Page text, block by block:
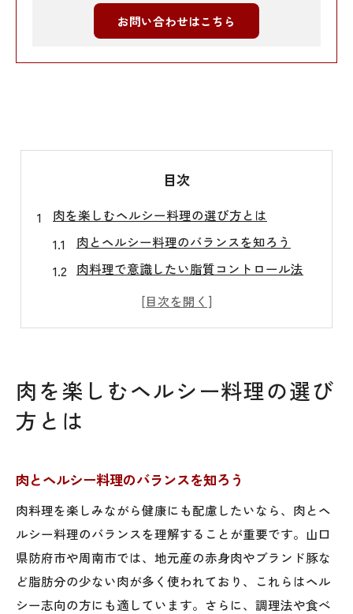
お問い合わせはこちら
目次
肉を楽しむヘルシー料理の選び方とは
肉とヘルシー料理のバランスを知ろう
肉料理で意識したい脂質コントロール法
野菜と肉を組み合わせた健康的な工夫
肉の旨みが際立つ防府市・周南市の特徴
ご当地肉を使った伝統ヘルシー料理の魅力
山口の肉料理に見るヘルシー志向の進化
肉とご当地素材が織りなす独自の味わい
ヘルシー志向で選ぶ周南エリアの肉料理
赤身肉を使ったヘルシー料理の選び方
地鶏と野菜で仕上げる健康的な一皿
肉を楽しむヘルシー料理の選び
方とは
肉とヘルシー料理のバランスを知ろう
肉料理を楽しみながら健康にも配慮したいなら、肉とヘ
ルシー料理のバランスを理解することが重要です。山口
県防府市や周南市では、地元産の赤身肉やブランド豚な
ど脂肪分の少ない肉が多く使われており、これらはヘル
シー志向の方にも適しています。さらに、調理法や食べ